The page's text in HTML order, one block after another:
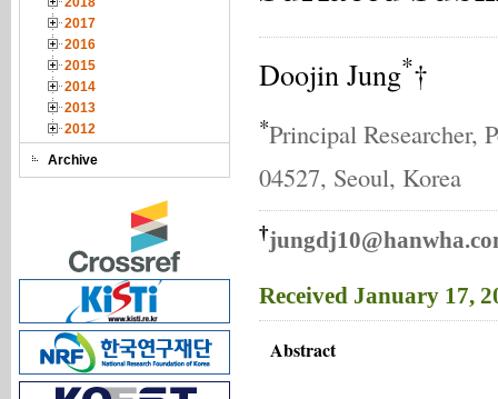
2017
2016
2015
2014
2013
2012
Archive
Doojin Jung*†
*Principal Researcher,
04527, Seoul, Korea
†
Received January 17,
Abstract